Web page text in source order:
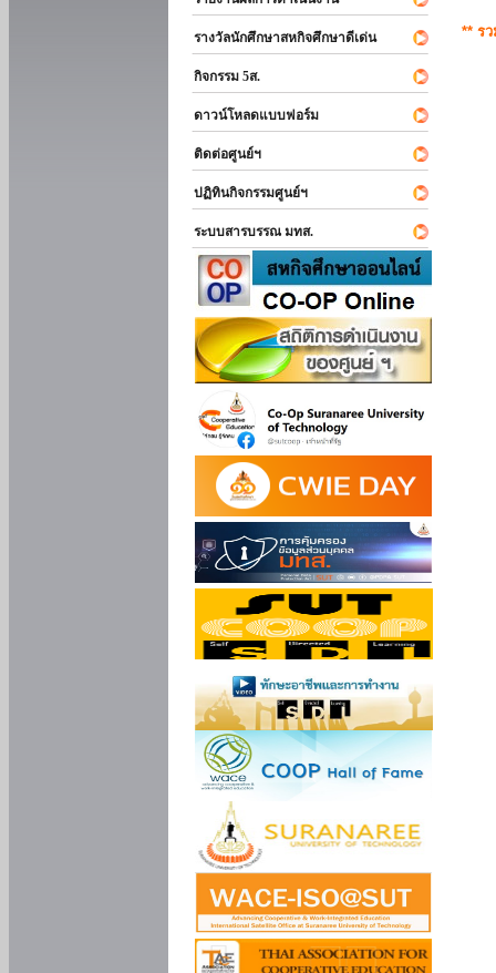
รางวัลนักศึกษาสหกิจศึกษาดีเด่น
กิจกรรม 5ส.
ดาวน์โหลดแบบฟอร์ม
ติดต่อศูนย์ฯ
ปฏิทินกิจกรรมศูนย์ฯ
ระบบสารบรรณ มทส.
** ร